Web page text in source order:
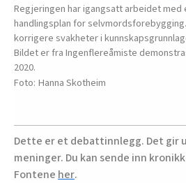
Regjeringen har igangsatt arbeidet med
handlingsplan for
korrigere svakheter i
Bildet er fra Ingenflereåmiste
2020.
Hanna Skotheim
Dette er et debattinnlegg. Det gir
meninger. Du kan sende inn
Fontene her.